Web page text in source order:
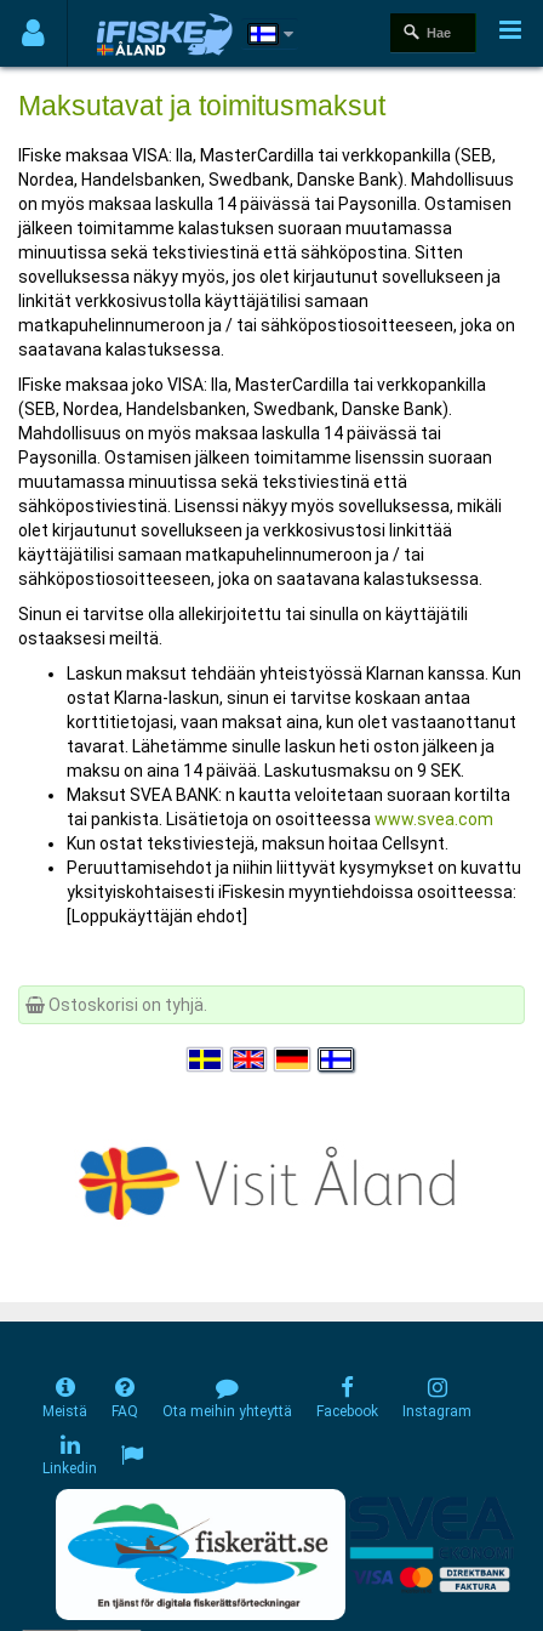
Maksutavat ja toimitusmaksut
IFiske maksaa VISA: lla, MasterCardilla tai verkkopankilla (SEB,
Nordea, Handelsbanken, Swedbank, Danske Bank). Mahdollisuus
on myös maksaa laskulla 14 päivässä tai Paysonilla. Ostamisen
jälkeen toimitamme kalastuksen suoraan muutamassa
minuutissa sekä tekstiviestinä että sähköpostina. Sitten
sovelluksessa näkyy myös, jos olet kirjautunut sovellukseen ja
linkität verkkosivustolla käyttäjätilisi samaan
matkapuhelinnumeroon ja / tai sähköpostiosoitteeseen, joka on
saatavana kalastuksessa.
IFiske maksaa joko VISA: lla, MasterCardilla tai verkkopankilla
(SEB, Nordea, Handelsbanken, Swedbank, Danske Bank).
Mahdollisuus on myös maksaa laskulla 14 päivässä tai
Paysonilla. Ostamisen jälkeen toimitamme lisenssin suoraan
muutamassa minuutissa sekä tekstiviestinä että
sähköpostiviestinä. Lisenssi näkyy myös sovelluksessa, mikäli
olet kirjautunut sovellukseen ja verkkosivustosi linkittää
käyttäjätilisi samaan matkapuhelinnumeroon ja / tai
sähköpostiosoitteeseen, joka on saatavana kalastuksessa.
Sinun ei tarvitse olla allekirjoitettu tai sinulla on käyttäjätili
ostaaksesi meiltä.
Laskun maksut tehdään yhteistyössä Klarnan kanssa. Kun
ostat Klarna-laskun, sinun ei tarvitse koskaan antaa
korttitietojasi, vaan maksat aina, kun olet vastaanottanut
tavarat. Lähetämme sinulle laskun heti oston jälkeen ja
maksu on aina 14 päivää. Laskutusmaksu on 9 SEK.
Maksut SVEA BANK: n kautta veloitetaan suoraan kortilta
tai pankista. Lisätietoja on osoitteessa www.svea.com
Kun ostat tekstiviestejä, maksun hoitaa Cellsynt.
Peruuttamisehdot ja niihin liittyvät kysymykset on kuvattu
yksityiskohtaisesti iFiskesin myyntiehdoissa osoitteessa:
[Loppukäyttäjän ehdot]
Ostoskorisi on tyhjä.
Meistä FAQ Ota meihin yhteyttä Facebook Instagram
Linkedin